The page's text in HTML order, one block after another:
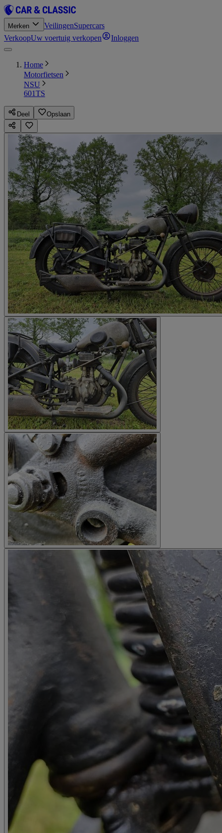
Merken VeilingenSupercars
VerkoopUw voertuig verkopen Inloggen
Home
Motorfietsen
NSU
601TS
Deel Opslaan